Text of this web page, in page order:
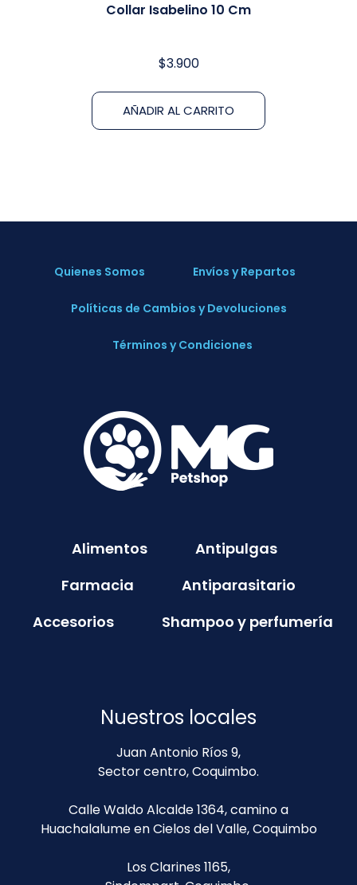
Collar Isabelino 10 Cm
$3.900
AÑADIR AL CARRITO
Quienes Somos Envíos y Repartos
Políticas de Cambios y Devoluciones
Términos y Condiciones
Alimentos
Antipulgas
Farmacia
Antiparasitario
Accesorios
Shampoo y perfumería
Nuestros locales
Juan Antonio Ríos 9,
Sector centro, Coquimbo.
Calle Waldo Alcalde 1364, camino a
Huachalalume en Cielos del Valle, Coquimbo
Los Clarines 1165,